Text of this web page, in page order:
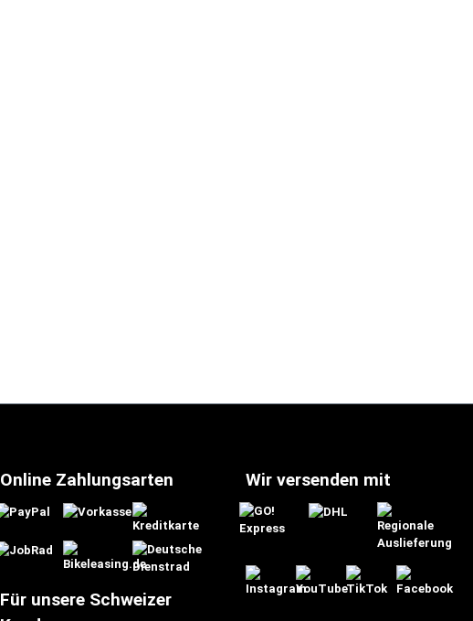
Online Zahlungsarten
Für unsere Schweizer
Wir versenden mit